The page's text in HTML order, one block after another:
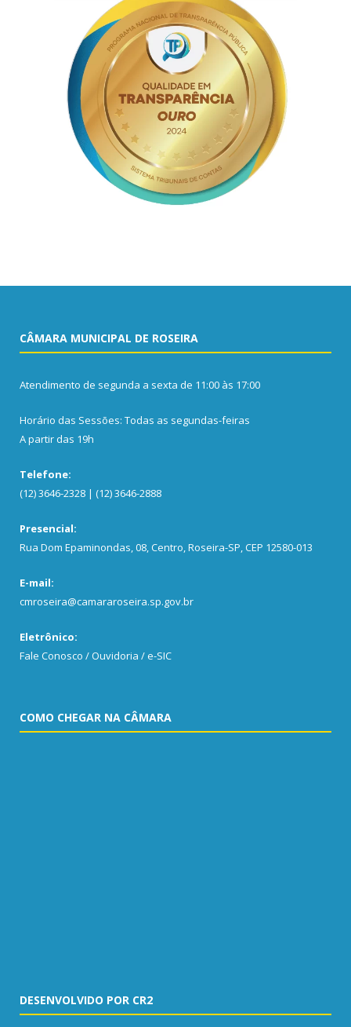
CÂMARA MUNICIPAL DE ROSEIRA
Atendimento de segunda a sexta de 11:00 às 17:00
Horário das Sessões: Todas as segundas-feiras
A partir das 19h
Telefone:
(12) 3646-2328 | (12) 3646-2888
Presencial:
Rua Dom Epaminondas, 08, Centro, Roseira-SP, CEP 12580-013
E-mail:
cmroseira@camararoseira.sp.gov.br
Eletrônico:
Fale Conosco / Ouvidoria / e-SIC
COMO CHEGAR NA CÂMARA
DESENVOLVIDO POR CR2